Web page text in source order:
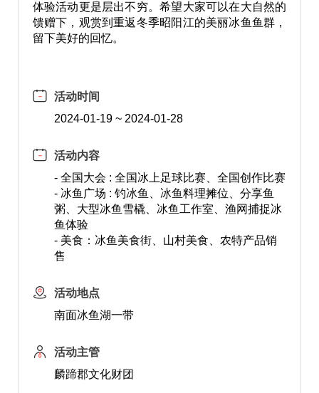
体验活动更是层出不穷。希望大家可以在大自然的
馈赠下，观赏到重返冬季昭阳江的美丽冰鱼鱼群，
留下美好的回忆。
活动时间
2024-01-19 ~ 2024-01-28
活动内容
- 全国大会 : 全国冰上足球比赛、全国创作比赛
- 冰鱼广场 : 钓冰鱼、冰鱼料理摊位、分享鱼
粥、大型冰鱼雪橇、冰鱼工作室、渔网捕捉冰
鱼体验
- 美食：冰鱼美食街、山村美食、农特产品销
售
活动地点
南面冰鱼湖一带
活动主管
麟蹄郡文化财团